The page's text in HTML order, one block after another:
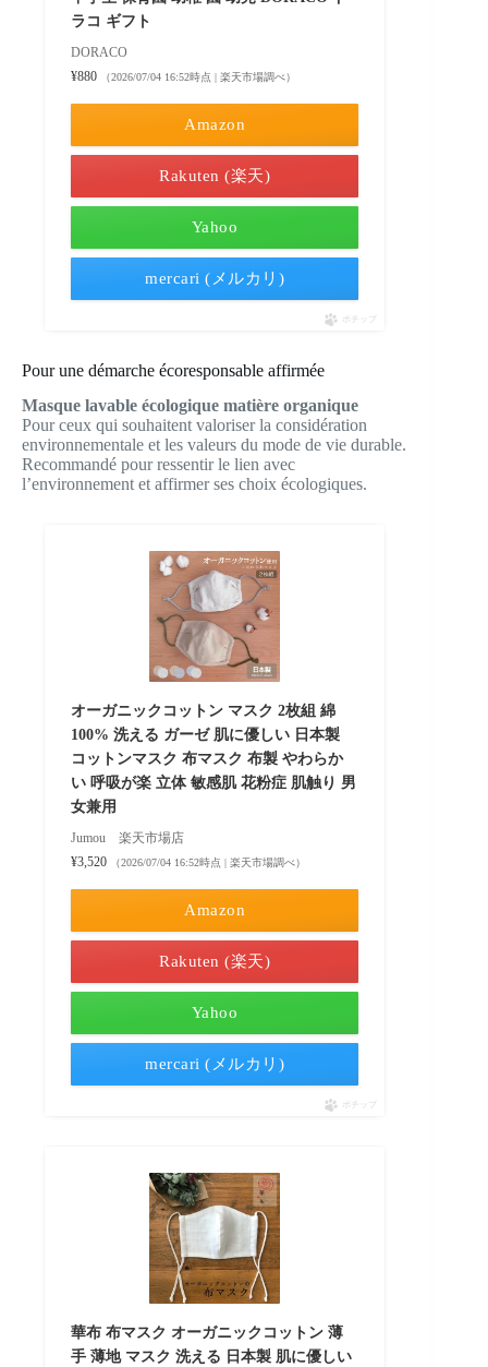
ラコ ギフト
DORACO
¥880
（2026/07/04 16:52時点 | 楽天市場調べ）
Amazon
Rakuten (楽天)
Yahoo
mercari (メルカリ)
ポチップ
Pour une démarche écoresponsable affirmée
Masque lavable écologique matière organique
Pour ceux qui souhaitent valoriser la considération
environnementale et les valeurs du mode de vie durable.
Recommandé pour ressentir le lien avec
l’environnement et affirmer ses choix écologiques.
オーガニックコットン マスク 2枚組 綿
100% 洗える ガーゼ 肌に優しい 日本製
コットンマスク 布マスク 布製 やわらか
い 呼吸が楽 立体 敏感肌 花粉症 肌触り 男
女兼用
Jumou 楽天市場店
¥3,520
（2026/07/04 16:52時点 | 楽天市場調べ）
Amazon
Rakuten (楽天)
Yahoo
mercari (メルカリ)
ポチップ
華布 布マスク オーガニックコットン 薄
手 薄地 マスク 洗える 日本製 肌に優しい